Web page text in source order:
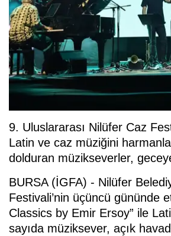
9. Uluslararası Nilüfer Caz
Latin ve caz müziğini
dolduran müzikseverler,
BURSA (İGFA) - Nilüfer
Festivali’nin üçüncü gününde
Classics by Emir Ersoy” ile
sayıda müziksever, açık